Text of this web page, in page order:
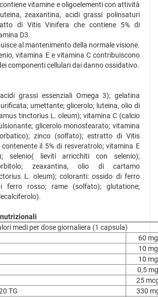
vitamine e oligoelementi con attività
zeaxantina, acidi grassi polinsaturi
di Vitis Vinifera che contiene 5% di
D3.
al mantenimento della normale visione.
vitamina E e vitamina C contribuiscono
componenti cellulari dai danno ossidativo.
grassi essenziali Omega 3); gelatina
umettante; glicerolo; luteina, olio di
tinctorius L. oleum); vitamina C (calcio
glicerolo monostearato; vitamina
zinco (solfato); estratto di Vitis
il 5% di resveratrolo; vitamina E
selenio( lieviti arricchiti con selenio);
zeaxantina, olio di cartamo
L. oleum); coloranti: ossido di ferro
ferro rosso; rame (solfato); glutatione;
medi per dose giornaliera (1 capsula)
60 mg
10 mg
10 mg
0,5 mg
25
TG
330